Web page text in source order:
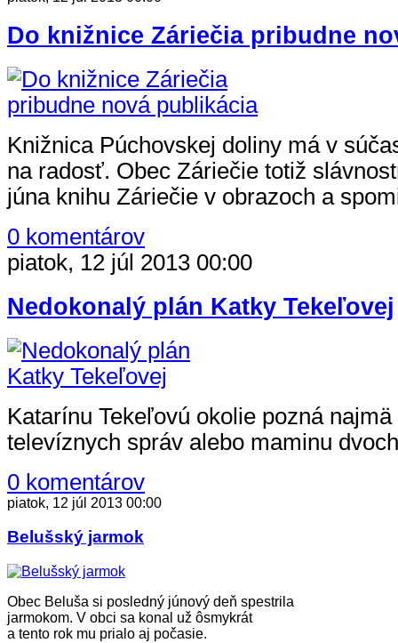
Čítať článok
Do knižnice Záriečia pribudne
Knižnica Púchovskej doliny má v
na radosť. Obec Záriečie totiž
júna knihu Záriečie v obrazoch a
0 komentárov
piatok, 12 júl 2013 00:00
Nedokonalý plán Katky Tekeľovej
Katarínu Tekeľovú okolie pozná
televíznych správ alebo maminu
0 komentárov
piatok, 12 júl 2013 00:00
Belušský jarmok
Obec Beluša si posledný júnový deň spestrila
jarmokom. V obci sa konal už ôsmykrát
a tento rok mu prialo aj počasie.